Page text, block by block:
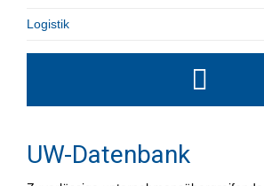
Logistik
UW-Datenbank